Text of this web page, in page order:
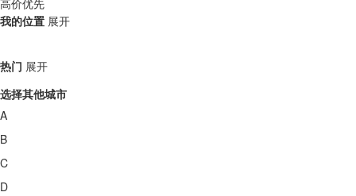
我的位置 展开
热门 展开
选择其他城市
A
B
C
D